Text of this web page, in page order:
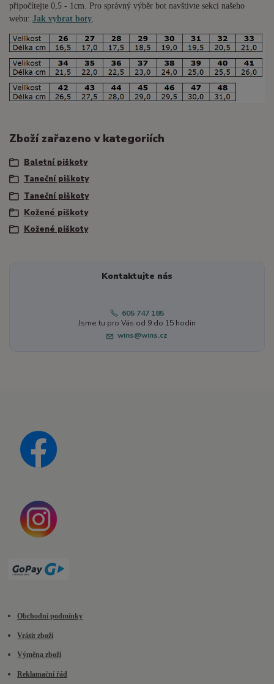
připočítejte 0,5 - 1cm . Pro správný výběr bot navštivte sekci našeho
webu: Jak vybrat boty
Zboží zařazeno v kategoriích
Baletní piškoty
Taneční piškoty
Taneční piškoty
Kožené piškoty
Kožené piškoty
Kontaktujte nás
605 747 185
Jsme tu pro Vás od 9 do 15 hodin
wins@wins.cz
Obchodní podmínky
Vrátit zboží
Výměna zboží
Reklamační řád